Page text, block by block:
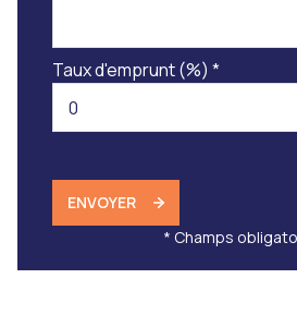
Taux d'emprunt (%) *
ENVOYER
* Champs